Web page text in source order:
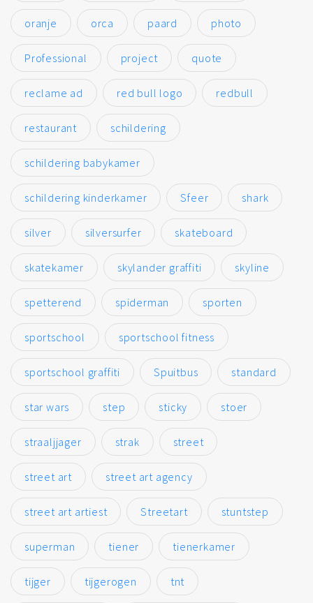
oranje orca paard photo
Professional project quote
reclame ad red bull logo redbull
restaurant schildering
schildering babykamer
schildering kinderkamer Sfeer shark
silver silversurfer skateboard
skatekamer skylander graffiti skyline
spetterend spiderman sporten
sportschool sportschool fitness
sportschool graffiti Spuitbus standard
star wars step sticky stoer
straaljjager strak street
street art street art agency
street art artiest Streetart stuntstep
superman tiener tienerkamer
tijger tijgerogen tnt